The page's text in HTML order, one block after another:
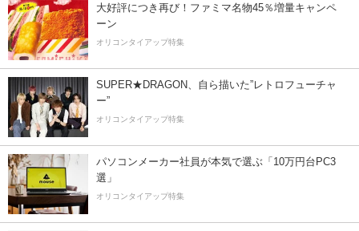
大好評につき再び！ファミマ名物45％増量キャンペ
ーン
オリコンタイアップ特集
SUPER★DRAGON、自ら描いた”レトロフューチャ
ー”
オリコンタイアップ特集
パソコンメーカー社員が本気で選ぶ「10万円台PC3
選」
オリコンタイアップ特集